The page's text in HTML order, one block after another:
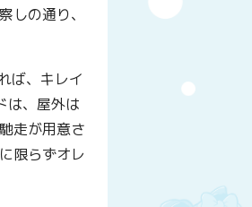
の通り、
ば、キレイ
は、屋外は
走が用意さ
限らずオレ